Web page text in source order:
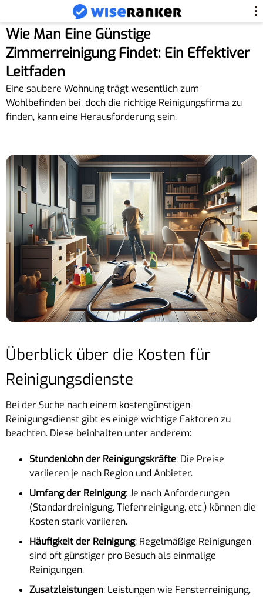
Wie Man Eine Günstige
Zimmerreinigung Findet: Ein Effektiver
Leitfaden
Eine saubere Wohnung trägt wesentlich zum
Wohlbefinden bei, doch die richtige Reinigungsfirma zu
finden, kann eine Herausforderung sein.
Überblick über die Kosten für
Reinigungsdienste
Bei der Suche nach einem kostengünstigen
Reinigungsdienst gibt es einige wichtige Faktoren zu
beachten. Diese beinhalten unter anderem:
Stundenlohn der Reinigungskräfte: Die Preise
variieren je nach Region und Anbieter.
Umfang der Reinigung: Je nach Anforderungen
(Standardreinigung, Tiefenreinigung, etc.) können die
Kosten stark variieren.
Häufigkeit der Reinigung: Regelmäßige Reinigungen
sind oft günstiger pro Besuch als einmalige
Reinigungen.
Zusatzleistungen: Leistungen wie Fensterreinigung,